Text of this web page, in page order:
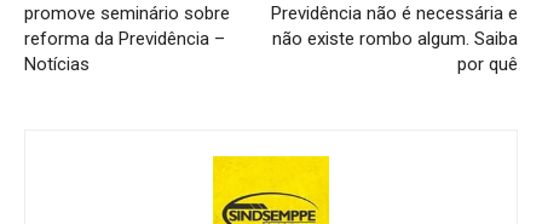
promove seminário sobre
reforma da Previdência –
Notícias
Previdência não é necessária e
não existe rombo algum. Saiba
por quê